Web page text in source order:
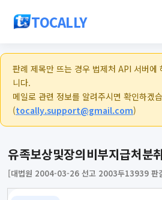
TOCALLY
판례 제목만 뜨는 경우 법제처 API 서버에
니다.
메일로 관련 정보를 알려주시면 확인하겠
(tocally.support@gmail.com)
유족보상및장의비부지급처분
[대법원 2004-03-26 선고 2003두13939 판